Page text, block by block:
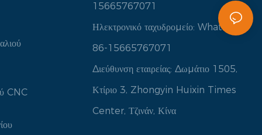
CNC
15665767071
Ηλεκτρονικό ταχυδρομείο:WhatsApp:
86-15665767071
Διεύθυνση εταιρείας: Δωμάτιο 1505,
Κτίριο 3, Zhongyin Huixin Times
Center, Τζινάν, Κίνα